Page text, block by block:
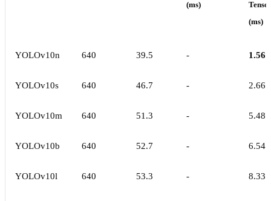
(ms)
(ms)
YOLOv10n 640 39.5 - 1.56
YOLOv10s 640 46.7 - 2.66
YOLOv10m 640 51.3 - 5.48
YOLOv10b 640 52.7 - 6.54
YOLOv10l 640 53.3 - 8.33